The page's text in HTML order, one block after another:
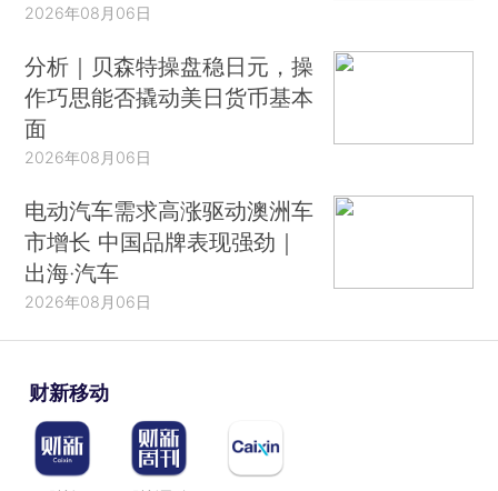
2026年08月06日
分析｜贝森特操盘稳日元，操
作巧思能否撬动美日货币基本
面
2026年08月06日
电动汽车需求高涨驱动澳洲车
市增长 中国品牌表现强劲｜
出海·汽车
2026年08月06日
财新移动